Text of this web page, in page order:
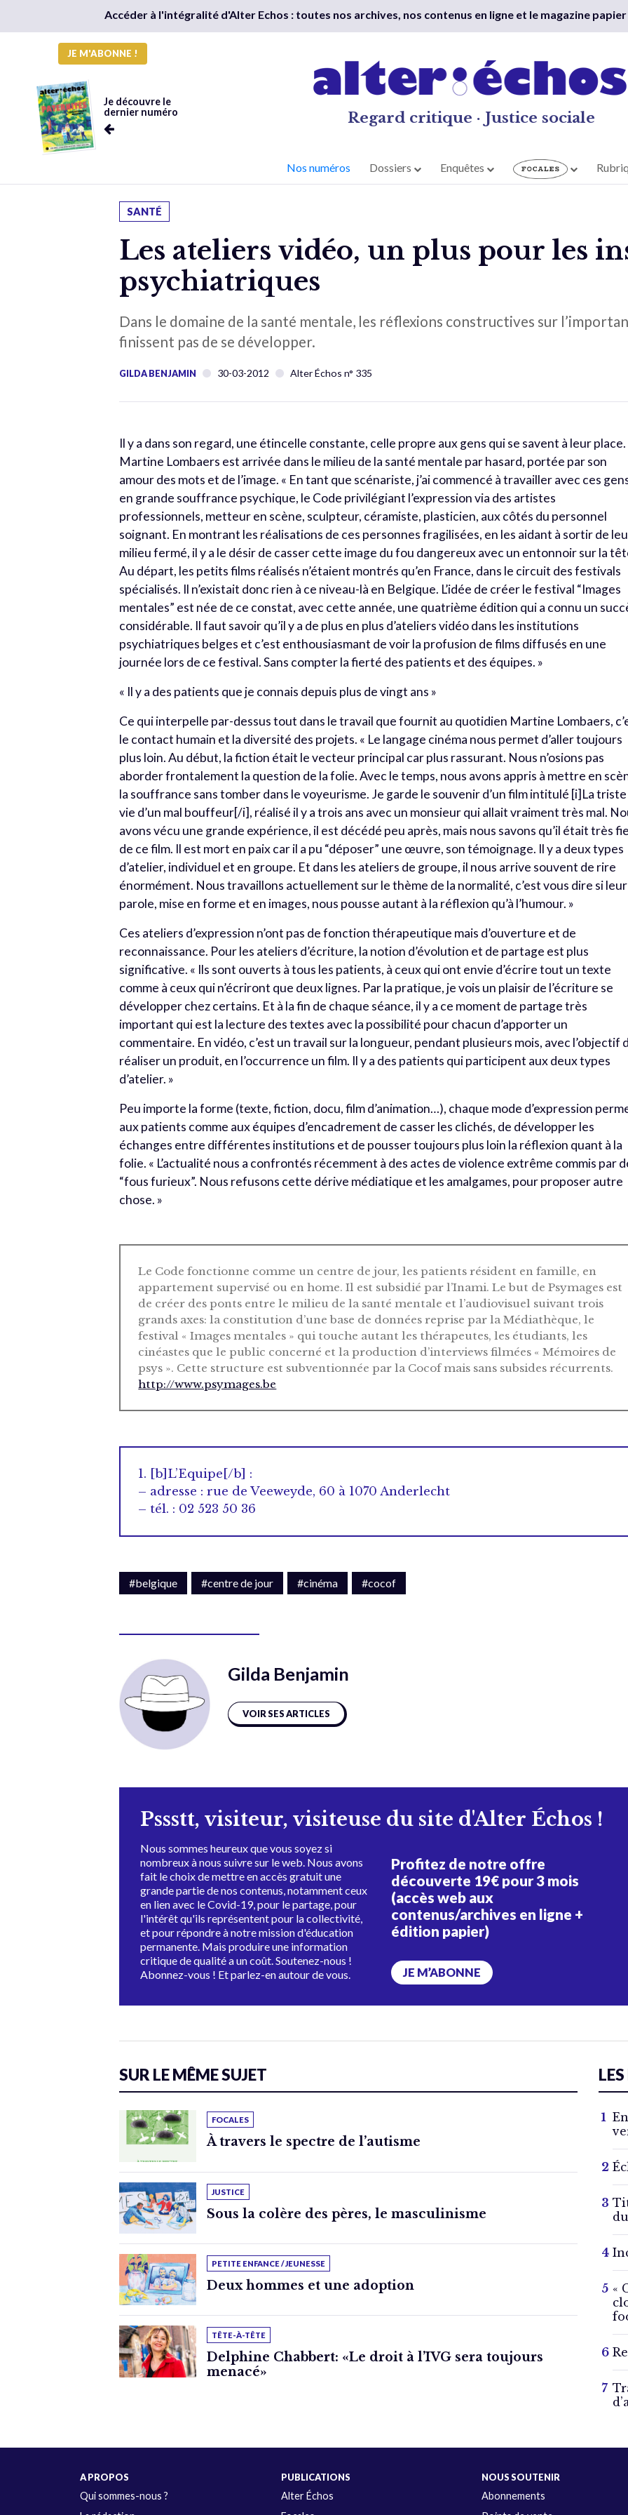
Accéder à l'intégralité d'Alter Echos : toutes nos archives, nos contenus en ligne et le magazine papier
JE M'ABONNE !
Je découvre le
dernier numéro
Regard critique · Justice sociale
Nos numéros Dossiers Enquêtes
SANTÉ
Les ateliers vidéo, un plus pour les
psychiatriques
Dans le domaine de la santé mentale, les réflexions constructives sur
finissent pas de se développer.
GILDA BENJAMIN 30-03-2012 Alter Échos n° 335
Il y a dans son regard, une étincelle constante, celle propre aux gens qui se savent à leur place.
Martine Lombaers est arrivée dans le milieu de la santé mentale par hasard, portée par son
amour des mots et de l’image. « En tant que scénariste, j’ai commencé à travailler avec ces
en grande souffrance psychique, le Code privilégiant l’expression via des artistes
professionnels, metteur en scène, sculpteur, céramiste, plasticien, aux côtés du personnel
soignant. En montrant les réalisations de ces personnes fragilisées, en les aidant à sortir de
milieu fermé, il y a le désir de casser cette image du fou dangereux avec un entonnoir sur la
Au départ, les petits films réalisés n’étaient montrés qu’en France, dans le circuit des festivals
spécialisés. Il n’existait donc rien à ce niveau-là en Belgique. L’idée de créer le festival “Images
mentales” est née de ce constat, avec cette année, une quatrième édition qui a connu un
considérable. Il faut savoir qu’il y a de plus en plus d’ateliers vidéo dans les institutions
psychiatriques belges et c’est enthousiasmant de voir la profusion de films diffusés en une
journée lors de ce festival. Sans compter la fierté des patients et des équipes. »
« Il y a des patients que je connais depuis plus de vingt ans »
Ce qui interpelle par-dessus tout dans le travail que fournit au quotidien Martine Lombaers,
le contact humain et la diversité des projets. « Le langage cinéma nous permet d’aller toujours
plus loin. Au début, la fiction était le vecteur principal car plus rassurant. Nous n’osions pas
aborder frontalement la question de la folie. Avec le temps, nous avons appris à mettre en
la souffrance sans tomber dans le voyeurisme. Je garde le souvenir d’un film intitulé [i]La triste
vie d’un mal bouffeur[/i], réalisé il y a trois ans avec un monsieur qui allait vraiment très mal.
avons vécu une grande expérience, il est décédé peu après, mais nous savons qu’il était très
de ce film. Il est mort en paix car il a pu “déposer” une œuvre, son témoignage. Il y a deux types
d’atelier, individuel et en groupe. Et dans les ateliers de groupe, il nous arrive souvent de rire
énormément. Nous travaillons actuellement sur le thème de la normalité, c’est vous dire si leur
parole, mise en forme et en images, nous pousse autant à la réflexion qu’à l’humour. »
Ces ateliers d’expression n’ont pas de fonction thérapeutique mais d’ouverture et de
reconnaissance. Pour les ateliers d’écriture, la notion d’évolution et de partage est plus
significative. « Ils sont ouverts à tous les patients, à ceux qui ont envie d’écrire tout un texte
comme à ceux qui n’écriront que deux lignes. Par la pratique, je vois un plaisir de l’écriture se
développer chez certains. Et à la fin de chaque séance, il y a ce moment de partage très
important qui est la lecture des textes avec la possibilité pour chacun d’apporter un
commentaire. En vidéo, c’est un travail sur la longueur, pendant plusieurs mois, avec l’objectif
réaliser un produit, en l’occurrence un film. Il y a des patients qui participent aux deux types
d’atelier. »
Peu importe la forme (texte, fiction, docu, film d’animation…), chaque mode d’expression
aux patients comme aux équipes d’encadrement de casser les clichés, de développer les
échanges entre différentes institutions et de pousser toujours plus loin la réflexion quant à la
folie. « L’actualité nous a confrontés récemment à des actes de violence extrême commis par
“fous furieux”. Nous refusons cette dérive médiatique et les amalgames, pour proposer autre
chose. »
Le Code fonctionne comme un centre de jour, les patients résident en famille, en
appartement supervisé ou en home. Il est subsidié par l’Inami. Le but de Psymages est
de créer des ponts entre le milieu de la santé mentale et l’audiovisuel suivant trois
grands axes: la constitution d’une base de données reprise par la Médiathèque, le
festival « Images mentales » qui touche autant les thérapeutes, les étudiants, les
cinéastes que le public concerné et la production d’interviews filmées « Mémoires de
psys ». Cette structure est subventionnée par la Cocof mais sans subsides récurrents.
http://www.psymages.be
1. [b]L’Equipe[/b] :
– adresse : rue de Veeweyde, 60 à 1070 Anderlecht
– tél. : 02 523 50 36
#belgique #centre de jour #cinéma #cocof
Gilda Benjamin
VOIR SES ARTICLES
Pssstt, visiteur, visiteuse du site d'Alter Échos !
Nous sommes heureux que vous soyez si
nombreux à nous suivre sur le web. Nous avons
fait le choix de mettre en accès gratuit une
grande partie de nos contenus, notamment ceux
en lien avec le Covid-19, pour le partage, pour
l'intérêt qu'ils représentent pour la collectivité,
et pour répondre à notre mission d'éducation
permanente. Mais produire une information
critique de qualité a un coût. Soutenez-nous !
Abonnez-vous ! Et parlez-en autour de vous.
Profitez de notre offre
découverte 19€ pour 3 mois
(accès web aux
contenus/archives en ligne +
édition papier)
JE M’ABONNE
SUR LE MÊME SUJET
FOCALES
À travers le spectre de l’autisme
JUSTICE
Sous la colère des pères, le masculinisme
PETITE ENFANCE / JEUNESSE
Deux hommes et une adoption
TÊTE-À-TÊTE
Delphine Chabbert: «Le droit à l’IVG sera toujours
menacé»
«
A PROPOS
Qui sommes-nous ?
PUBLICATIONS
Alter Échos
NOUS SOUTENIR
Abonnements